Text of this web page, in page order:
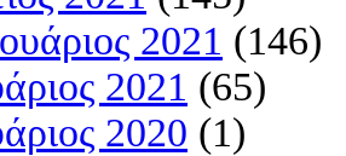
2021 (146)
2021 (65)
2020 (1)